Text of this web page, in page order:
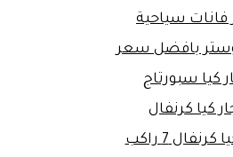
فانات سياحية
بافضل سعر
كيا سبورتاج
كيا كرنفال
كرنفال 7 راكب